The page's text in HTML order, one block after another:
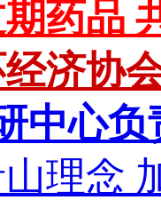
药品
济协
中心负
理念